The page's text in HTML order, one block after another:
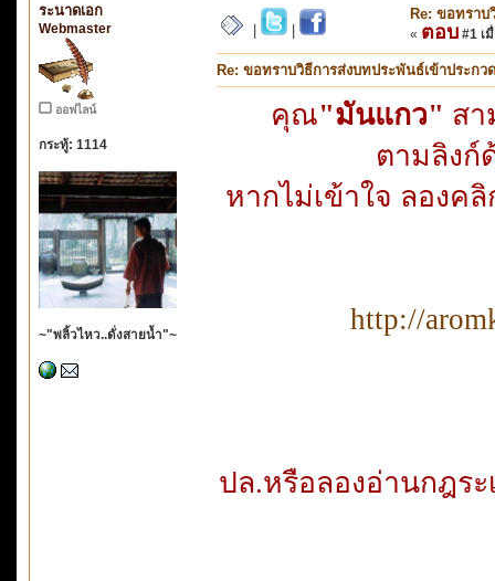
ระนาดเอก
Webmaster
ออฟไลน์
กระทู้: 1114
~"พลิ้วไหว..ดั่งสายน้ำ"~
Re: ขอทราบ
« ตอบ #1 เ
Re: ขอทราบวิธีการส่งบทประพันธ์เข้าประกวด
คุณ"มันแกว" สา
ตามลิงก์
หากไม่เข้าใจ ลองค
http://
ปล.หรือลองอ่านกฎร